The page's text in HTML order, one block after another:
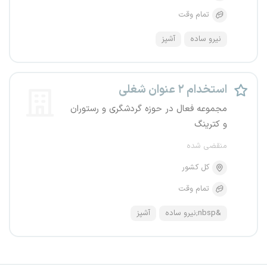
تمام وقت
نیرو ساده آشپز
استخدام ۲ عنوان شغلی
مجموعه فعال در حوزه گردشگری و رستوران
و کترینگ
منقضی شده
کل کشور
تمام وقت
&nbsp;نیرو ساده آشپز